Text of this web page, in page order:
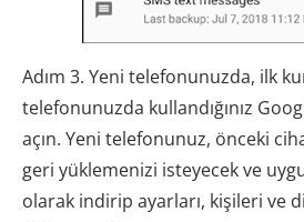
Adım 3. Yeni telefonunuzda, ilk
telefonunuzda kullandığınız
açın. Yeni telefonunuz, önceki
geri yüklemenizi isteyecek ve
olarak indirip ayarları, kişileri ve